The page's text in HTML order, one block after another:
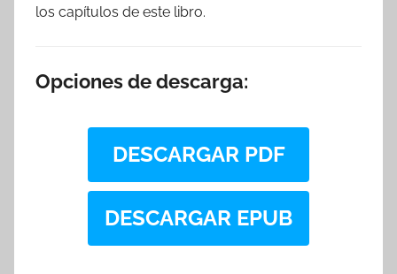
los capítulos de este libro.
Opciones de descarga:
DESCARGAR PDF
DESCARGAR EPUB